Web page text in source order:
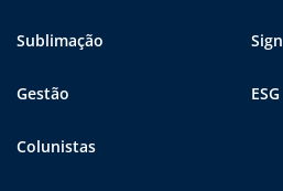
Sublimação Sign
Gestão ESG
Colunistas